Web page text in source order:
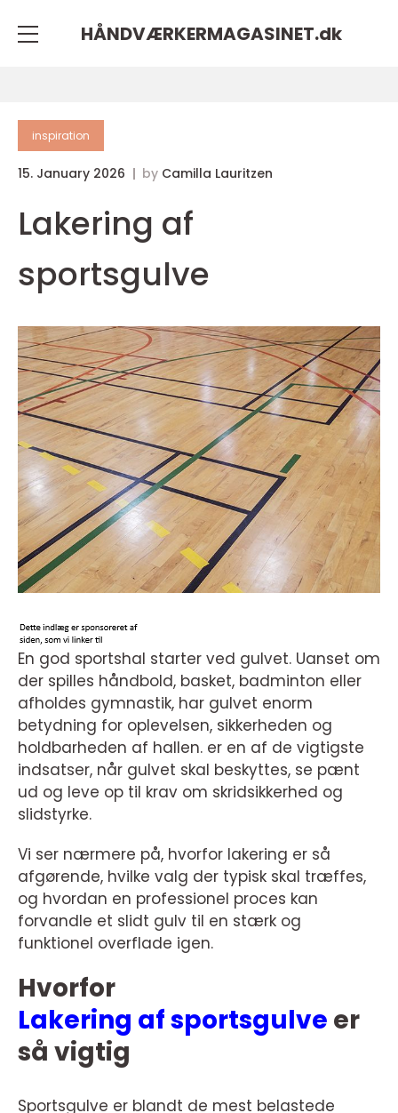
HÅNDVÆRKERMAGASINET.dk
inspiration
15. January 2026 by Camilla Lauritzen
Lakering af
sportsgulve
En god sportshal starter ved gulvet. Uanset om
der spilles håndbold, basket, badminton eller
afholdes gymnastik, har gulvet enorm
betydning for oplevelsen, sikkerheden og
holdbarheden af hallen. er en af de vigtigste
indsatser, når gulvet skal beskyttes, se pænt
ud og leve op til krav om skridsikkerhed og
slidstyrke.
Vi ser nærmere på, hvorfor lakering er så
afgørende, hvilke valg der typisk skal træffes,
og hvordan en professionel proces kan
forvandle et slidt gulv til en stærk og
funktionel overflade igen.
Hvorfor
Lakering af sportsgulve er
så vigtig
Sportsgulve er blandt de mest belastede